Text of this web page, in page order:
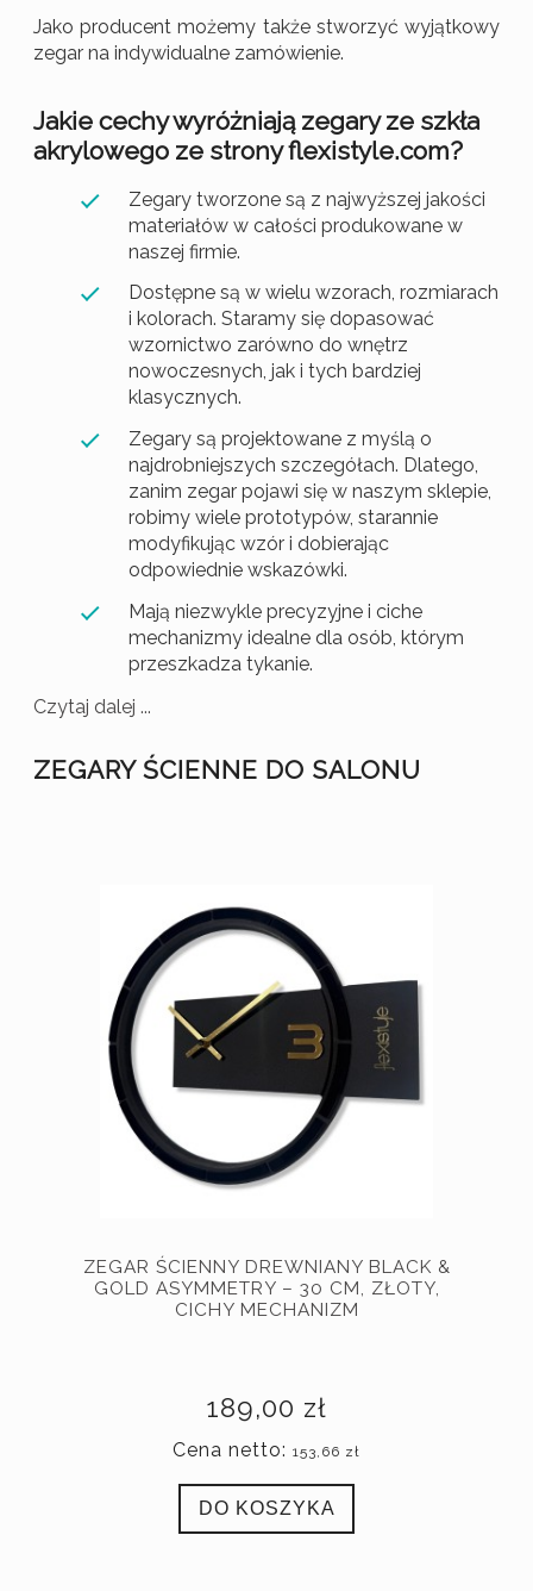
Jako producent możemy także stworzyć wyjątkowy
zegar na indywidualne zamówienie.
Jakie cechy wyróżniają zegary ze szkła
akrylowego ze stronyflexistyle.com?
Zegary tworzone są z najwyższej jakości
materiałów w całości produkowane w
naszej firmie.
Dostępne są w wielu wzorach, rozmiarach
i kolorach. Staramy się dopasować
wzornictwo zarówno do wnętrz
nowoczesnych, jak i tych bardziej
klasycznych.
Zegary są projektowane z myślą o
najdrobniejszych szczegółach. Dlatego,
zanim zegar pojawi się w naszym sklepie,
robimy wiele prototypów, starannie
modyfikując wzór i dobierając
odpowiednie wskazówki.
Mają niezwykle precyzyjne i ciche
mechanizmy idealne dla osób, którym
przeszkadza tykanie.
Czytaj dalej ...
ZEGARY ŚCIENNE DO SALONU
ZEGAR ŚCIENNY DREWNIANY BLACK &
GOLD ASYMMETRY – 30 CM, ZŁOTY,
CICHY MECHANIZM
189,00 zł
Cena netto: 153,66 zł
DO KOSZYKA